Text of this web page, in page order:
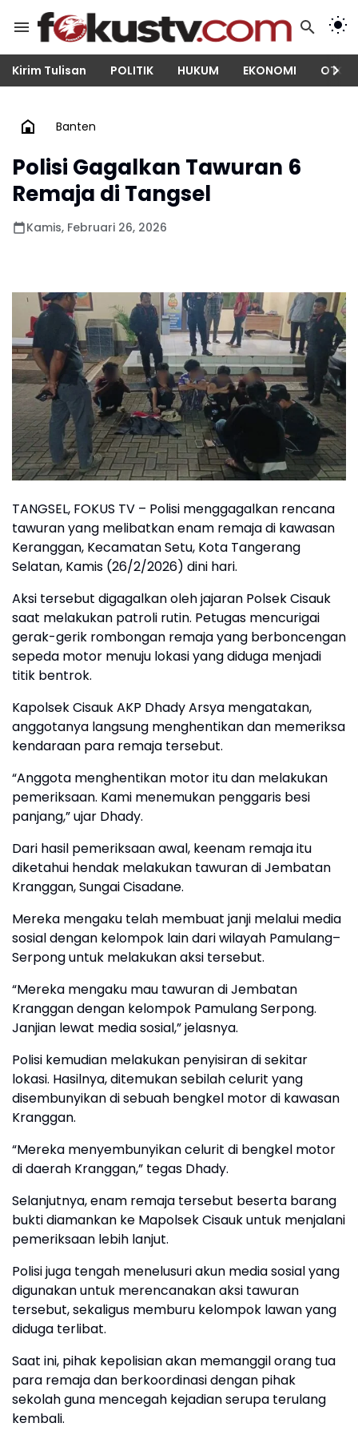
Kirim Tulisan POLITIK HUKUM EKONOMI
Banten
Polisi Gagalkan Tawuran 6
Remaja di Tangsel
Kamis, Februari 26, 2026
TANGSEL, FOKUS TV – Polisi menggagalkan rencana
tawuran yang melibatkan enam remaja di kawasan
Keranggan, Kecamatan Setu, Kota Tangerang
Selatan, Kamis (26/2/2026) dini hari.
Aksi tersebut digagalkan oleh jajaran Polsek Cisauk
saat melakukan patroli rutin. Petugas mencurigai
gerak-gerik rombongan remaja yang berboncengan
sepeda motor menuju lokasi yang diduga menjadi
titik bentrok.
Kapolsek Cisauk AKP Dhady Arsya mengatakan,
anggotanya langsung menghentikan dan memeriksa
kendaraan para remaja tersebut.
“Anggota menghentikan motor itu dan melakukan
pemeriksaan. Kami menemukan penggaris besi
panjang,” ujar Dhady.
Dari hasil pemeriksaan awal, keenam remaja itu
diketahui hendak melakukan tawuran di Jembatan
Kranggan, Sungai Cisadane.
Mereka mengaku telah membuat janji melalui media
sosial dengan kelompok lain dari wilayah Pamulang–
Serpong untuk melakukan aksi tersebut.
“Mereka mengaku mau tawuran di Jembatan
Kranggan dengan kelompok Pamulang Serpong.
Janjian lewat media sosial,” jelasnya.
Polisi kemudian melakukan penyisiran di sekitar
lokasi. Hasilnya, ditemukan sebilah celurit yang
disembunyikan di sebuah bengkel motor di kawasan
Kranggan.
“Mereka menyembunyikan celurit di bengkel motor
di daerah Kranggan,” tegas Dhady.
Selanjutnya, enam remaja tersebut beserta barang
bukti diamankan ke Mapolsek Cisauk untuk menjalani
pemeriksaan lebih lanjut.
Polisi juga tengah menelusuri akun media sosial yang
digunakan untuk merencanakan aksi tawuran
tersebut, sekaligus memburu kelompok lawan yang
diduga terlibat.
Saat ini, pihak kepolisian akan memanggil orang tua
para remaja dan berkoordinasi dengan pihak
sekolah guna mencegah kejadian serupa terulang
kembali.